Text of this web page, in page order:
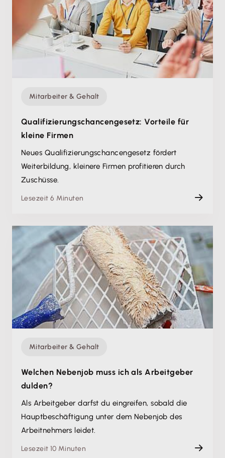
Mitarbeiter & Gehalt
Qualifizierungs­chancengesetz: Vorteile für
kleine Firmen
Neues Qualifizierungs­chancengesetz fördert
Weiterbildung, kleinere Firmen profitieren durch
Zuschüsse.
Lesezeit 6 Minuten
Mitarbeiter & Gehalt
Welchen Nebenjob muss ich als Arbeitgeber
dulden?
Als Arbeitgeber darfst du eingreifen, sobald die
Hauptbeschäftigung unter dem Nebenjob des
Arbeitnehmers leidet.
Lesezeit 10 Minuten